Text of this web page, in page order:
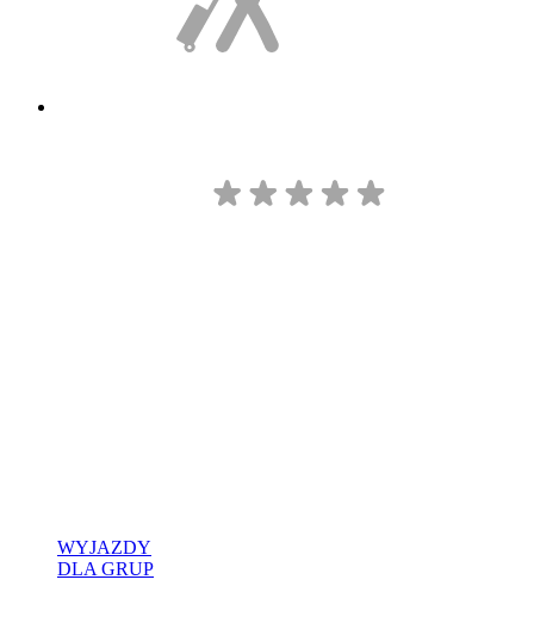
WYJAZDY
DLA GRUP